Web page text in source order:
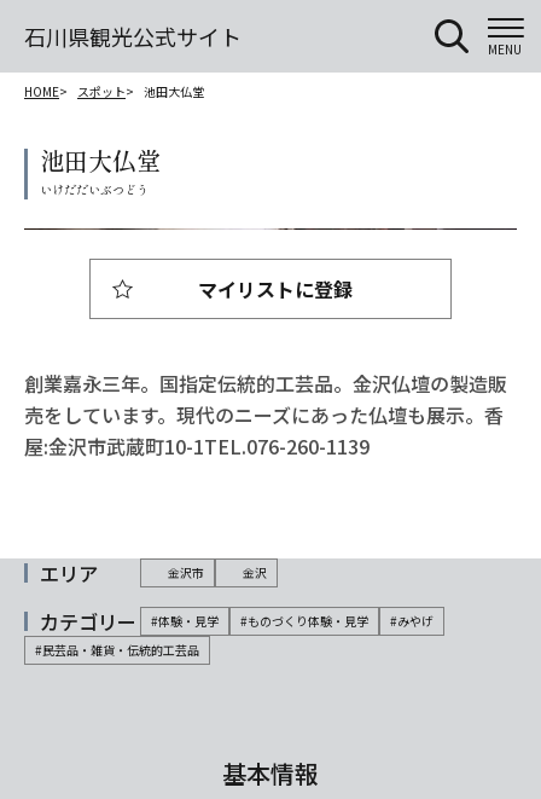
石川県観光公式サイト MENU
HOME スポット 池田大仏堂
池田大仏堂
創業嘉永三年。国指定伝統的工芸品。金沢仏壇の製造販
売をしています。現代のニーズにあった仏壇も展示。香
屋:金沢市武蔵町10-1TEL.076-260-1139
マイリストに登録
エリア 金沢市 金沢
カテゴリー #体験・見学 #ものづくり体験・見学
#みやげ
#民芸品・雑貨・伝統的工芸品
基本情報